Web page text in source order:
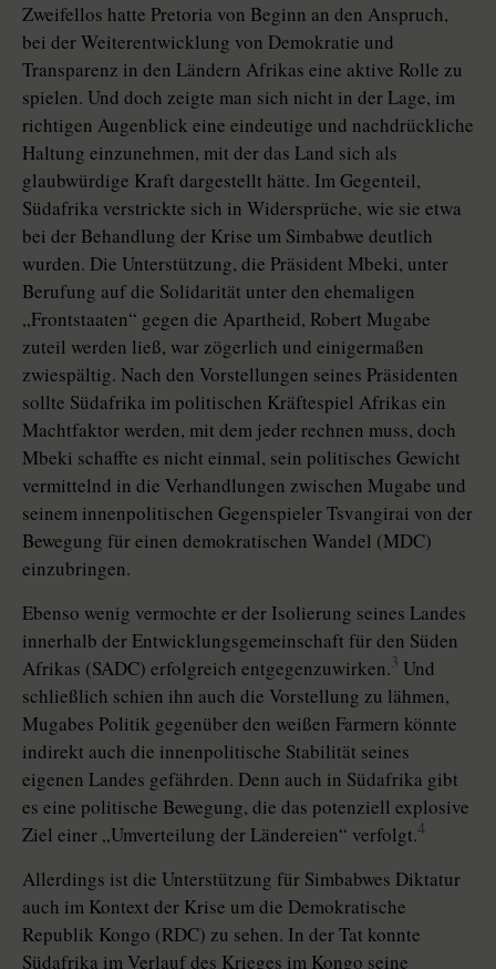
Zweifellos hatte Pretoria von Beginn an den Anspruch,
bei der Weiterentwicklung von Demokratie und
Transparenz in den Ländern Afrikas eine aktive Rolle zu
spielen. Und doch zeigte man sich nicht in der Lage, im
richtigen Augenblick eine eindeutige und nachdrückliche
Haltung einzunehmen, mit der das Land sich als
glaubwürdige Kraft dargestellt hätte. Im Gegenteil,
Südafrika verstrickte sich in Widersprüche, wie sie etwa
bei der Behandlung der Krise um Simbabwe deutlich
wurden. Die Unterstützung, die Präsident Mbeki, unter
Berufung auf die Solidarität unter den ehemaligen
„Frontstaaten“ gegen die Apartheid, Robert Mugabe
zuteil werden ließ, war zögerlich und einigermaßen
zwiespältig. Nach den Vorstellungen seines Präsidenten
sollte Südafrika im politischen Kräftespiel Afrikas ein
Machtfaktor werden, mit dem jeder rechnen muss, doch
Mbeki schaffte es nicht einmal, sein politisches Gewicht
vermittelnd in die Verhandlungen zwischen Mugabe und
seinem innenpolitischen Gegenspieler Tsvangirai von der
Bewegung für einen demokratischen Wandel (MDC)
einzubringen.
Ebenso wenig vermochte er der Isolierung seines Landes
innerhalb der Entwicklungsgemeinschaft für den Süden
Afrikas (SADC) erfolgreich entgegenzuwirken.3 Und
schließlich schien ihn auch die Vorstellung zu lähmen,
Mugabes Politik gegenüber den weißen Farmern könnte
indirekt auch die innenpolitische Stabilität seines
eigenen Landes gefährden. Denn auch in Südafrika gibt
es eine politische Bewegung, die das potenziell explosive
Ziel einer „Umverteilung der Ländereien“ verfolgt.4
Allerdings ist die Unterstützung für Simbabwes Diktatur
auch im Kontext der Krise um die Demokratische
Republik Kongo (RDC) zu sehen. In der Tat konnte
Südafrika im Verlauf des Krieges im Kongo seine